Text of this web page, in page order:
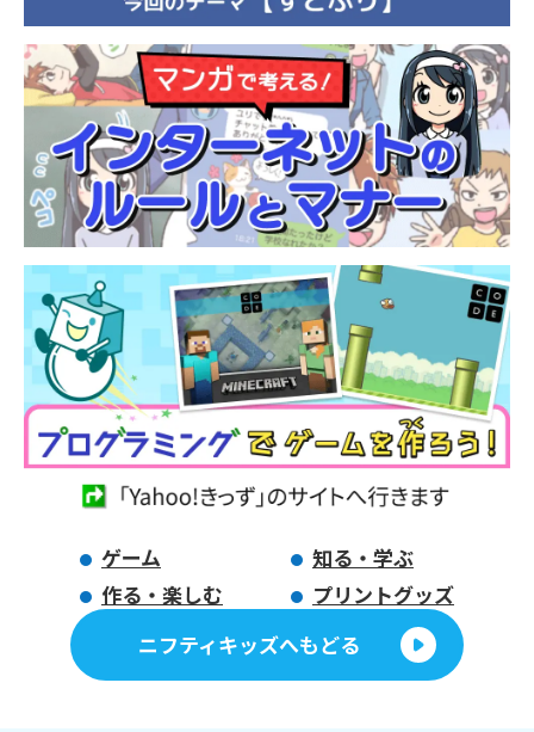
ゲーム
知る・学ぶ
作る・楽しむ
プリントグッズ
ニフティキッズへもどる